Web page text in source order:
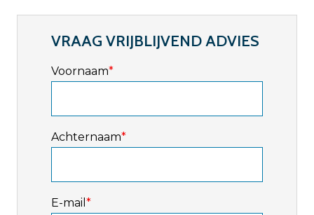
VRAAG VRIJBLIJVEND ADVIES
Voornaam*
Achternaam*
E-mail *